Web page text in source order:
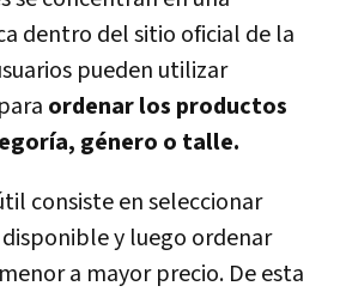
dentro del sitio oficial de la
pueden utilizar
ordenar los productos
género o talle.
consiste en seleccionar
y luego ordenar
a mayor precio. De esta